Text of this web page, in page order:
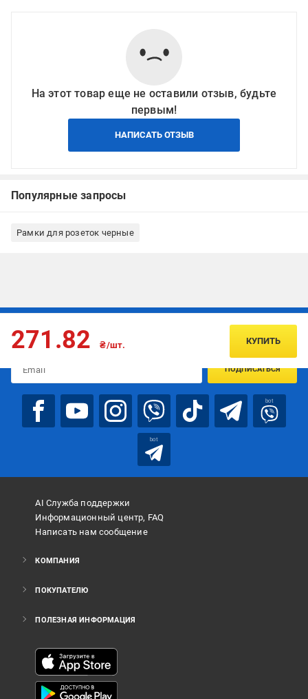
На этот товар еще не оставили отзыв, будьте
первым!
НАПИСАТЬ ОТЗЫВ
Популярные запросы
Рамки для розеток черные
271.82 ₴/шт. КУПИТЬ
Подписывайтесь, чтобы узнавать первым об акцияx и
ПОДПИСАТЬСЯ
bot
bot
AI Служба поддержки
Информационный центр, FAQ
Написать нам сообщение
КОМПАНИЯ
ПОКУПАТЕЛЮ
ПОЛЕЗНАЯ ИНФОРМАЦИЯ